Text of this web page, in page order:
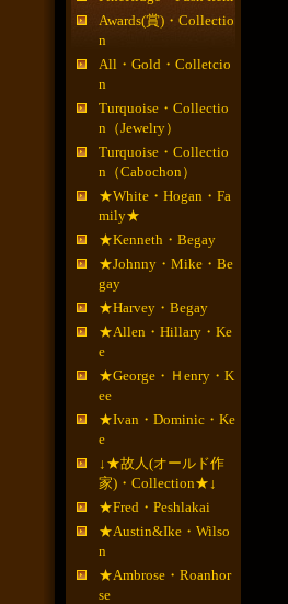
Awards(賞)・Collectio
n
All・Gold・Colletcio
n
Turquoise・Collectio
n（Jewelry）
Turquoise・Collectio
n（Cabochon）
★White・Hogan・Fa
mily★
★Kenneth・Begay
★Johnny・Mike・Be
gay
★Harvey・Begay
★Allen・Hillary・Ke
e
★George・Ｈenry・K
ee
★Ivan・Dominic・Ke
e
↓★故人(オールド作
家)・Collection★↓
★Fred・Peshlakai
★Austin&Ike・Wilso
n
★Ambrose・Roanhor
se